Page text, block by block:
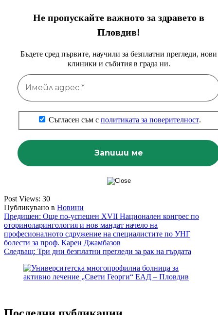
Не пропускайте важното за здравето в
Пловдив!
Бъдете сред първите, научили за безплатни прегледи, нови
клиники и събития в града ни.
Съгласен съм с политиката за поверителност.
Post Views: 30
Публикувано в Новини
Навигация
Предишен: Още по-успешен XVII Национален конгрес по
оториноларингология и нов мандат начело на
професионалното сдружение на специалистите по УНГ
болести за проф. Карен Джамбазов
Следващ: Три дни безплатни прегледи за рак на гърдата